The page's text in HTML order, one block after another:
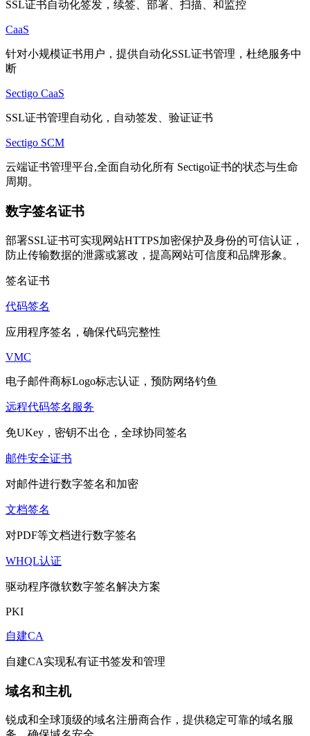
SSL证书自动化签发，续签、部署、扫描、和监控
CaaS
针对小规模证书用户，提供自动化SSL证书管理，杜绝服务中
断
Sectigo CaaS
SSL证书管理自动化，自动签发、验证证书
Sectigo SCM
云端证书管理平台,全面自动化所有 Sectigo证书的状态与生命
周期。
数字签名证书
部署SSL证书可实现网站HTTPS加密保护及身份的可信认证，
防止传输数据的泄露或篡改，提高网站可信度和品牌形象。
签名证书
代码签名
应用程序签名，确保代码完整性
VMC
电子邮件商标Logo标志认证，预防网络钓鱼
远程代码签名服务
免UKey，密钥不出仓，全球协同签名
邮件安全证书
对邮件进行数字签名和加密
文档签名
对PDF等文档进行数字签名
WHQL认证
驱动程序微软数字签名解决方案
PKI
自建CA
自建CA实现私有证书签发和管理
域名和主机
锐成和全球顶级的域名注册商合作，提供稳定可靠的域名服